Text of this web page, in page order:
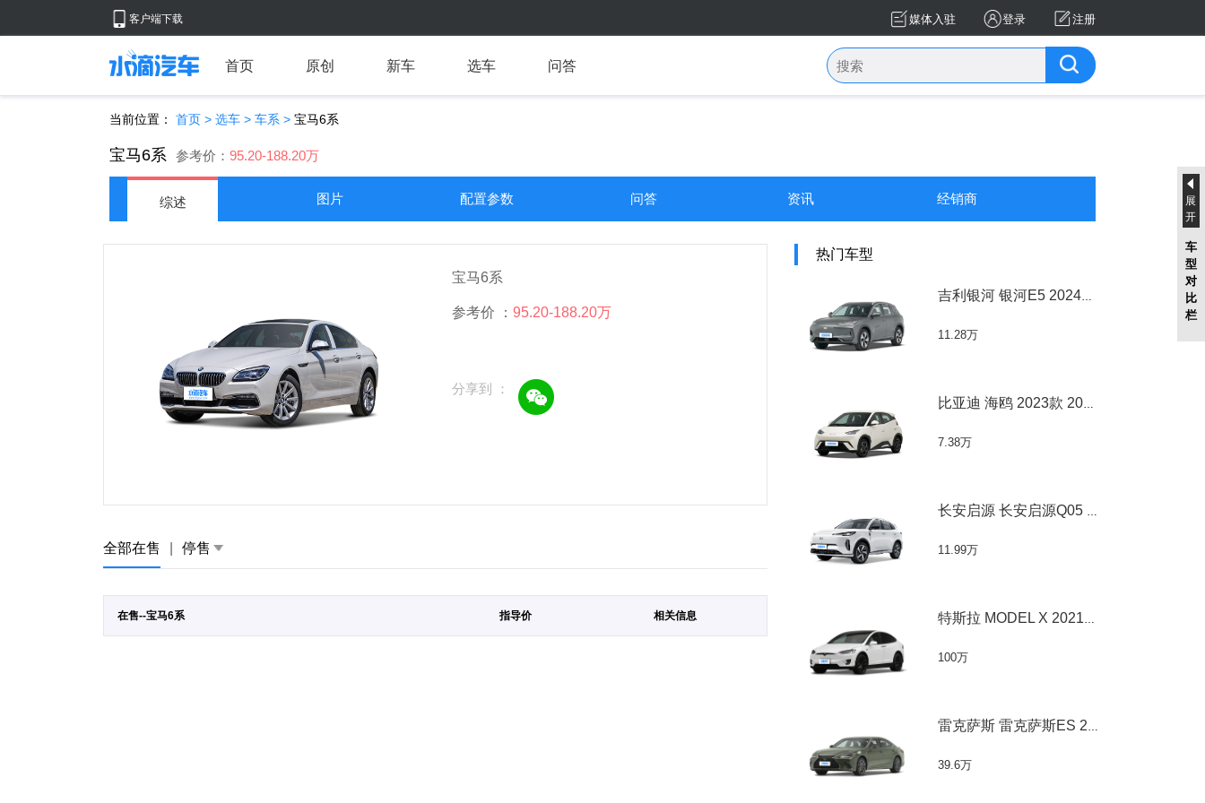
客户端下载 媒体入驻 登录 注册
首页 原创 新车 选车 问答
当前位置： 首页 > 选车 > 车系 > 宝马6系
宝马6系 参考价： 95.20-188.20万
综述 图片 配置参数 问答 资讯 经销商
宝马6系
参考价 ： 95.20-188.20万
分享到 ：
全部在售 停售
在售--宝马6系 指导价 相关信息
热门车型
吉利银河 银河E5 2024款 银河E5 2024款 440
11.28万
比亚迪 海鸥 2023款 2023款 活力版
7.38万
长安启源 长安启源Q05 2024款 2024款 60 Li
11.99万
特斯拉 MODEL X 2021款 Plaid 版
100万
雷克萨斯 雷克萨斯ES 2020款 300h 臻享版
39.6万
展
开
车
型
对
比
栏